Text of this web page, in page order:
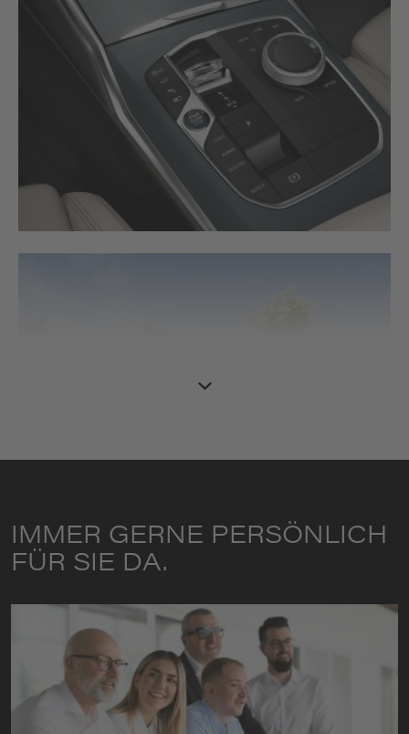
IMMER GERNE PERSÖNLICH
FÜR SIE DA.